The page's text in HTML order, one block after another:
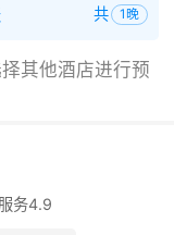
共 1 晚
其他酒店进行预
务4.9